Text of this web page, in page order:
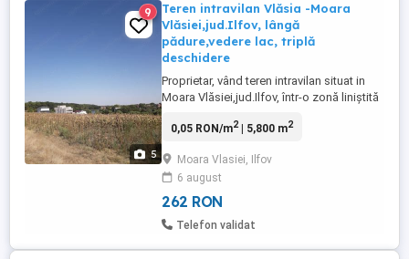
5
9
Teren intravilan Vlăsia -Moara
Vlăsiei,jud.Ilfov, lângă
pădure,vedere lac, triplă
deschidere
Proprietar, vând teren intravilan situat in
Moara Vlăsiei,jud.Ilfov, într-o zonă liniștită
lacul din zonă. Suprafața 5800mp Acces:
ambele capete ale terenului cât și pe toată
lungimea lui. Localizare: zonă cu
potențial,la aproximativ ...
0,05 RON/m2| 5,800 m2
Moara Vlasiei, Ilfov
6 august
262 RON
Telefon validat